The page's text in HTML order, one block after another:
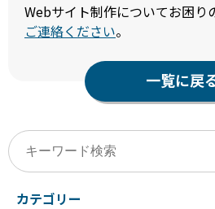
Webサイト制作についてお困り
ご連絡ください。
一覧に戻
カテゴリー